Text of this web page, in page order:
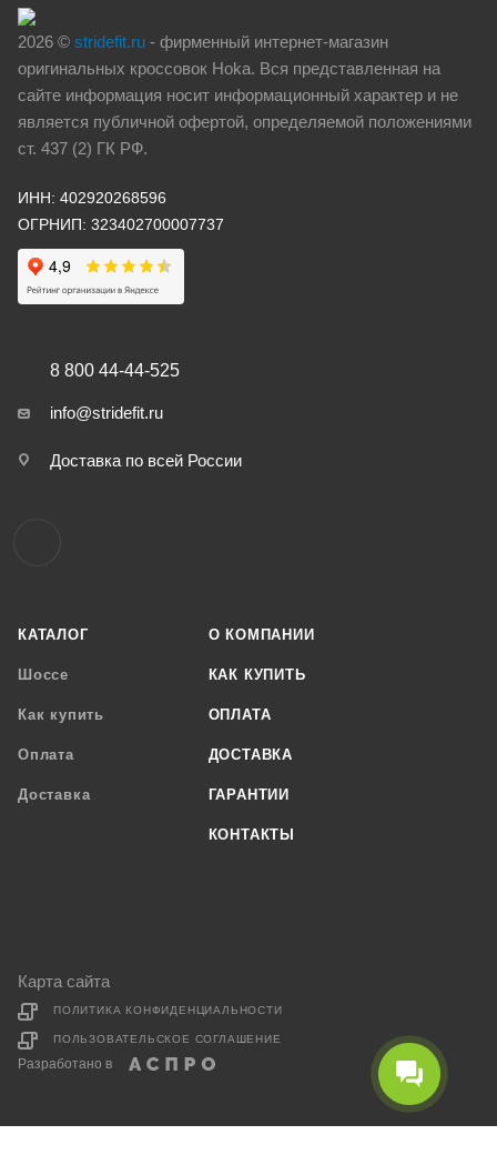
2026 © stridefit.ru - фирменный интернет-магазин
оригинальных кроссовок Hoka. Вся представленная на
сайте информация носит информационный характер и не
является публичной офертой, определяемой положениями
ст. 437 (2) ГК РФ.
ИНН: 402920268596
ОГРНИП: 323402700007737
КАТАЛОГ
Шоссе
Как купить
Оплата
Доставка
О КОМПАНИИ
КАК КУПИТЬ
ОПЛАТА
ДОСТАВКА
ГАРАНТИИ
КОНТАКТЫ
8 800 44-44-525
info@stridefit.ru
Доставка по всей России
Карта сайта
ПОЛИТИКА КОНФИДЕНЦИАЛЬНОСТИ
ПОЛЬЗОВАТЕЛЬСКОЕ СОГЛАШЕНИЕ
Разработано в